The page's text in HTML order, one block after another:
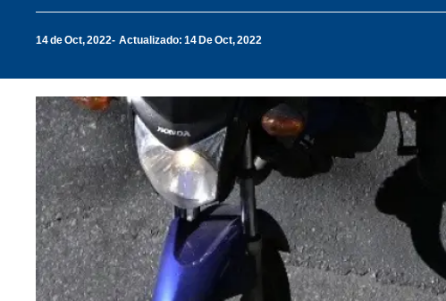
14 de Oct, 2022 Actualizado: 14 De Oct, 2022